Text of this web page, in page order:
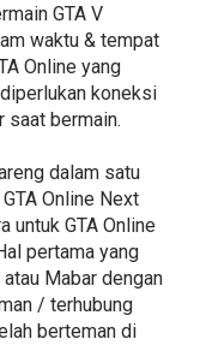
GTA V
waktu & tempat
Online yang
koneksi
saat bermain.
dalam satu
Online Next
untuk GTA Online
pertama yang
Mabar dengan
/ terhubung
berteman di